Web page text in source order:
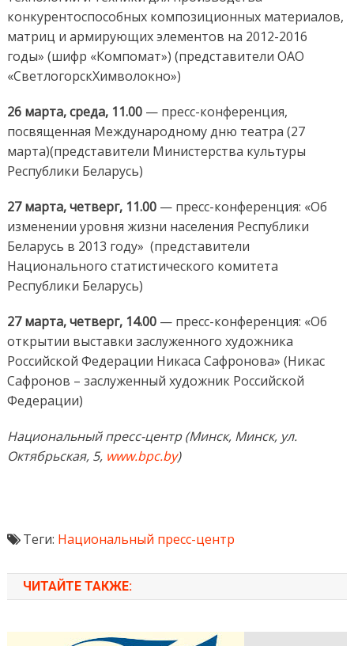
конкурентоспособных композиционных материалов,
матриц и армирующих элементов на 2012-2016
годы» (шифр «Компомат») (представители ОАО
«СветлогорскХимволокно»)
26 марта, среда, 11.00— пресс-конференция,
посвященная Международному дню театра (27
марта)(представители Министерства культуры
Республики Беларусь)
27 марта, четверг, 11.00— пресс-конференция: «Об
изменении уровня жизни населения Республики
Беларусь в 2013 году» (представители
Национального статистического комитета
Республики Беларусь)
27 марта, четверг, 14.00— пресс-конференция: «Об
открытии выставки заслуженного художника
Российской Федерации Никаса Сафронова» (Никас
Сафронов – заслуженный художник Российской
Федерации)
Национальный пресс-центр (Минск, Минск, ул.
Октябрьская, 5, www.bpc.by)
Теги: Национальный пресс-центр
ЧИТАЙТЕ ТАКЖЕ: